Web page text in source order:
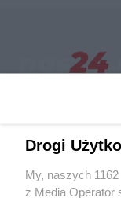
Drogi
My, naszych
z Media Operator